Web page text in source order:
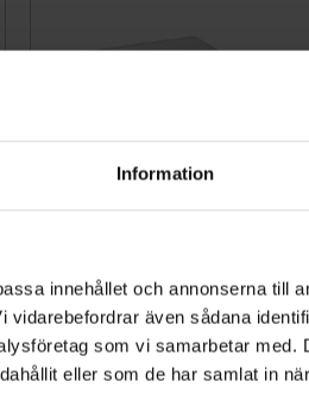
Information
innehållet och annonserna till
även sådana
som vi samarbetar
eller som de har samlat in
som favorit
7880796
983